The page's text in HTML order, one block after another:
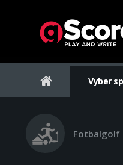
Vyber
Fotbalgolf